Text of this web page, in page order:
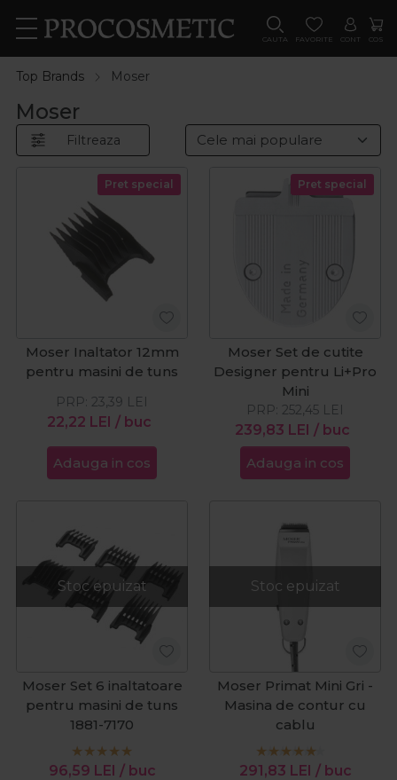
CAUTA FAVORITE CONT COS
Top Brands Moser
Moser
Filtreaza
Pret special
Moser Inaltator 12mm
pentru masini de tuns
22,22 LEI / buc
PRP: 23,39 LEI
Adauga in cos
Pret special
Moser Set de cutite
Designer pentru Li+Pro
Mini
239,83 LEI / buc
PRP: 252,45 LEI
Adauga in cos
Stoc epuizat
Moser Set 6 inaltatoare
pentru masini de tuns
1881-7170
96,59 LEI / buc
Stoc epuizat
Moser Primat Mini Gri -
Masina de contur cu
cablu
291,83 LEI / buc